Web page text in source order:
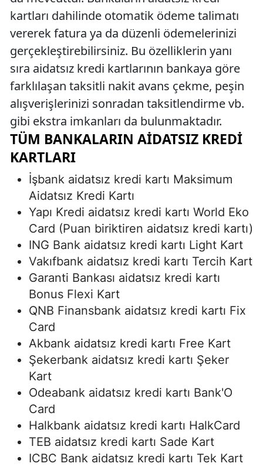
kartları dahilinde otomatik ödeme talimatı
vererek fatura ya da düzenli ödemelerinizi
gerçekleştirebilirsiniz. Bu özelliklerin yanı
sıra aidatsız kredi kartlarının bankaya göre
farklılaşan taksitli nakit avans çekme, peşin
alışverişlerinizi sonradan taksitlendirme vb.
gibi ekstra imkanları da bulunmaktadır.
TÜM BANKALARIN AIDATSIZ KREDI
KARTLARI
İşbank aidatsız kredi kartı Maksimum
Aidatsız Kredi Kartı
Yapı Kredi aidatsız kredi kartı World Eko
Card (Puan biriktiren aidatsız kredi kartı)
ING Bank aidatsız kredi kartı Light Kart
Vakıfbank aidatsız kredi kartı Tercih Kart
Garanti Bankası aidatsız kredi kartı
Bonus Flexi Kart
QNB Finansbank aidatsız kredi kartı Fix
Card
Akbank aidatsız kredi kartı Free Kart
Şekerbank aidatsız kredi kartı Şeker
Kart
Odeabank aidatsız kredi kartı Bank'O
Card
Halkbank aidatsız kredi kartı HalkCard
TEB aidatsız kredi kartı Sade Kart
ICBC Bank aidatsız kredi kartı Tek Kart